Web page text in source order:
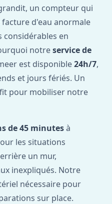
un compteur qui
d'eau anormale
considérables en
notreservice de
est disponible24h/7,
et jours fériés. Un
pour mobiliser notre
de 45 minutesà
les situations
un mur,
inexpliqués. Notre
nécessaire pour
sur place.